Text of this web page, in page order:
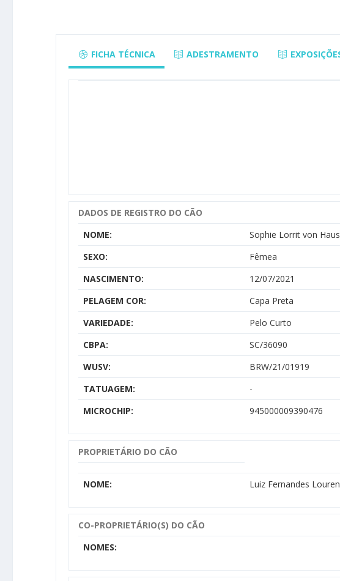
FICHA TÉCNICA ADESTRAMENTO
DADOS DE REGISTRO DO CÃO
NOME:
Sophie Lorrit von
SEXO:
Fêmea
NASCIMENTO:
12/07/2021
PELAGEM COR:
Capa Preta
VARIEDADE:
Pelo Curto
CBPA:
SC/36090
WUSV:
BRW/21/01919
TATUAGEM:
-
MICROCHIP:
945000009390476
PROPRIETÁRIO DO CÃO
NOME: Luiz Fernandes
CO-PROPRIETÁRIO(S) DO CÃO
NOMES: